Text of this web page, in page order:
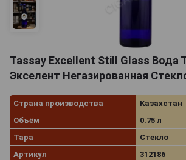
Tassay Excellent Still Glass Вода
Экселент Негазированная
Страна производства
Казахстан
Объём
0.75 л
Тара
Стекло
Артикул
312186